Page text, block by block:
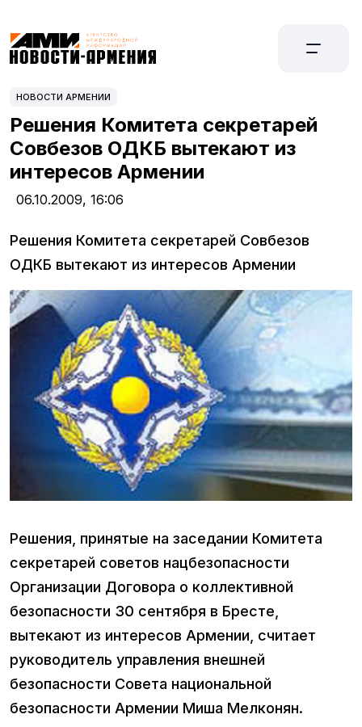
НОВОСТИ АРМЕНИИ
Решения Комитета секретарей
Совбезов ОДКБ вытекают из
интересов Армении
06.10.2009, 16:06
Решения Комитета секретарей Совбезов
ОДКБ вытекают из интересов Армении
Решения, принятые на заседании Комитета
секретарей советов нацбезопасности
Организации Договора о коллективной
безопасности 30 сентября в Бресте,
вытекают из интересов Армении, считает
руководитель управления внешней
безопасности Совета национальной
безопасности Армении Миша Мелконян.